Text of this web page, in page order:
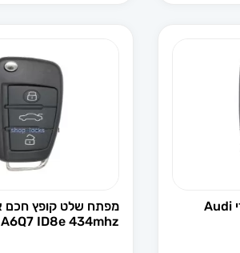
מפתח שלט קופץ – אאודי Audi
A6Q7 ID8e 434mhz